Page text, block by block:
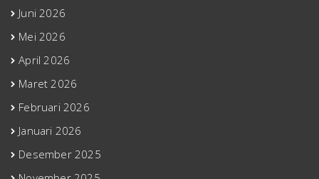
Juni 2026
Mei 2026
April 2026
Maret 2026
Februari 2026
Januari 2026
Desember 2025